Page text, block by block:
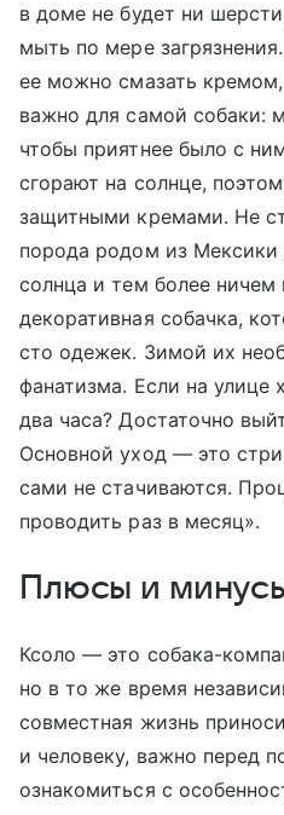
в доме не будет ни
мыть по мере
ее можно смазать
важно для самой собаки:
чтобы приятнее было с
сгорают на солнце,
защитными кремами. Не
порода родом из Мексики
солнца и тем более
декоративная собачка,
сто одежек. Зимой их
фанатизма. Если на улице
два часа? Достаточно
Основной уход — это
сами не стачиваются.
проводить раз в месяц».
Плюсы и
Ксоло — это собака-
но в то же время
совместная жизнь
и человеку, важно перед
ознакомиться с